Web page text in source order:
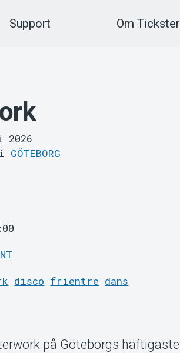
Support Om Tickster
2026
GÖTEBORG
disco frientre dans
på Göteborgs häftigaste